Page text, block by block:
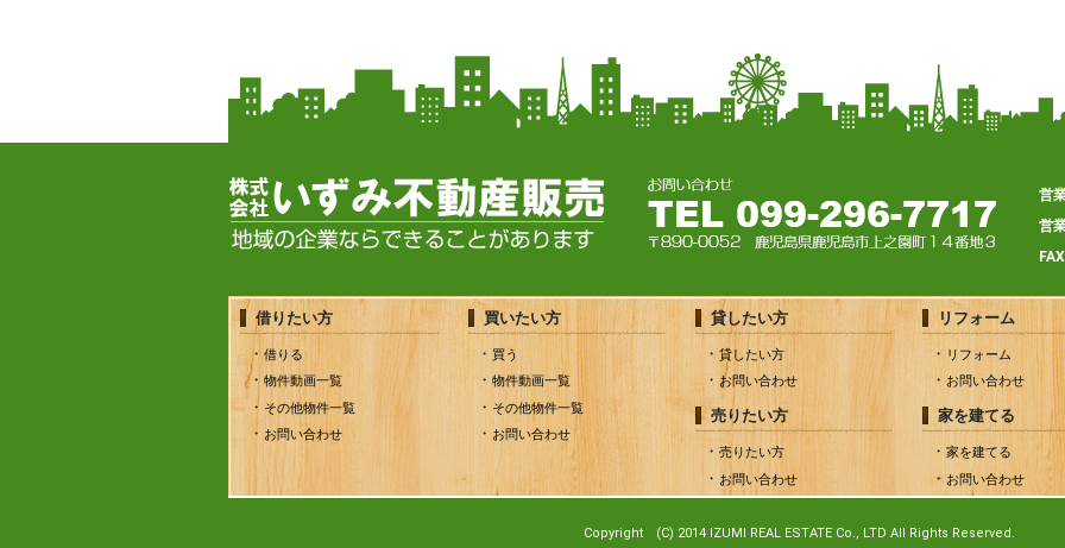
営
営
借りたい方
借りる
物件動画一覧
その他物件一覧
お問い合わせ
買いたい方
買う
物件動画一覧
その他物件一覧
お問い合わせ
貸したい方
貸したい方
お問い合わせ
売りたい方
売りたい方
お問い合わせ
リフォーム
リフォーム
お問い合わせ
家を建てる
家を建てる
お問い合わせ
Copyright (C) 2014 IZUMI REAL ESTATE Co., LTD All Rights Reserved.